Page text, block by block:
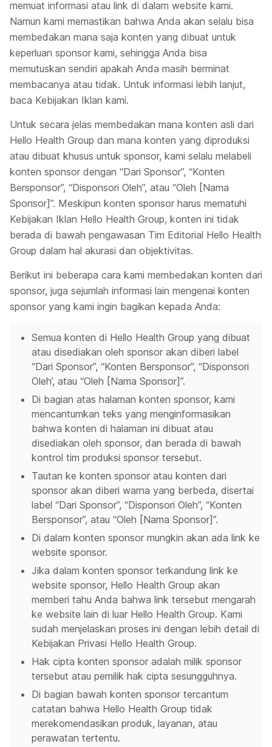
memuat informasi atau link di dalam website kami.
Namun kami memastikan bahwa Anda akan selalu bisa
membedakan mana saja konten yang dibuat untuk
keperluan sponsor kami, sehingga Anda bisa
memutuskan sendiri apakah Anda masih berminat
membacanya atau tidak. Untuk informasi lebih lanjut,
baca Kebijakan Iklan kami.
Untuk secara jelas membedakan mana konten asli dari
Hello Health Group dan mana konten yang diproduksi
atau dibuat khusus untuk sponsor, kami selalu melabeli
konten sponsor dengan “Dari Sponsor”, “Konten
Bersponsor”, “Disponsori Oleh”, atau “Oleh [Nama
Sponsor]”. Meskipun konten sponsor harus mematuhi
Kebijakan Iklan Hello Health Group, konten ini tidak
berada di bawah pengawasan Tim Editorial Hello Health
Group dalam hal akurasi dan objektivitas.
Berikut ini beberapa cara kami membedakan konten dari
sponsor, juga sejumlah informasi lain mengenai konten
sponsor yang kami ingin bagikan kepada Anda:
Semua konten di Hello Health Group yang dibuat
atau disediakan oleh sponsor akan diberi label
“Dari Sponsor”, “Konten Bersponsor”, “Disponsori
Oleh’, atau “Oleh [Nama Sponsor]”.
Di bagian atas halaman konten sponsor, kami
mencantumkan teks yang menginformasikan
bahwa konten di halaman ini dibuat atau
disediakan oleh sponsor, dan berada di bawah
kontrol tim produksi sponsor tersebut.
Tautan ke konten sponsor atau konten dari
sponsor akan diberi warna yang berbeda, disertai
label “Dari Sponsor”, “Disponsori Oleh”, “Konten
Bersponsor”, atau “Oleh [Nama Sponsor]”.
Di dalam konten sponsor mungkin akan ada link ke
website sponsor.
Jika dalam konten sponsor terkandung link ke
website sponsor, Hello Health Group akan
memberi tahu Anda bahwa link tersebut mengarah
ke website lain di luar Hello Health Group. Kami
sudah menjelaskan proses ini dengan lebih detail di
Kebijakan Privasi Hello Health Group.
Hak cipta konten sponsor adalah milik sponsor
tersebut atau pemilik hak cipta sesungguhnya.
Di bagian bawah konten sponsor tercantum
catatan bahwa Hello Health Group tidak
merekomendasikan produk, layanan, atau
perawatan tertentu.